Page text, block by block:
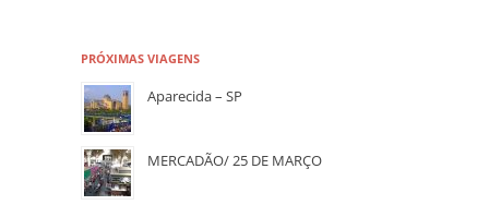
PRÓXIMAS VIAGENS
Aparecida – SP
MERCADÃO/ 25 DE MARÇO